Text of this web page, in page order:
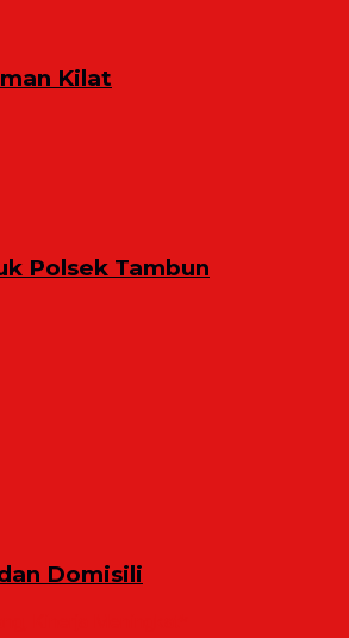
Kilat
Polsek Tambun
Domisili